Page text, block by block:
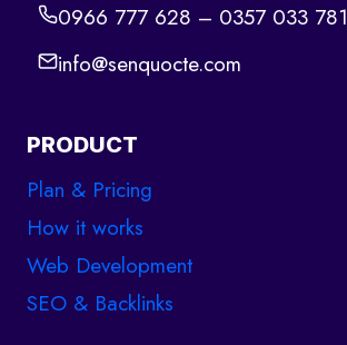
0966 777 628 – 0357 033 781
info@senquocte.com
PRODUCT
Plan & Pricing
How it works
Web Development
SEO & Backlinks